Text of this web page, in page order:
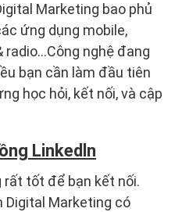
Marketing bao phủ
ứng dụng mobile,
nghệ đang
bạn cần làm đầu tiên
học hỏi, kết nối, và cập
Linkedln
rất tốt để bạn kết nối.
Digital Marketing có